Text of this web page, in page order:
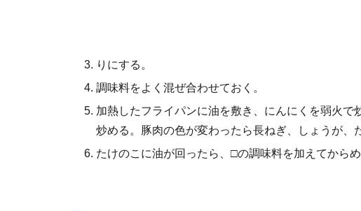
りにする。
調味料をよく混ぜ合わせておく。
加熱したフライパンに油を敷き、にんにくを弱火
炒める。豚肉の色が変わったら長ねぎ、しょうが、
たけのこに油が回ったら、□の調味料を加えてからめ